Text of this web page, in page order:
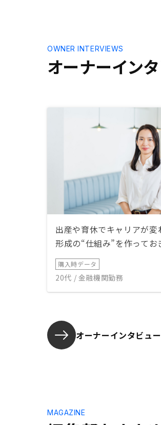
オーナーイン
OWNER INTERVIEWS
出産や育休でキャリアが
形成の“仕組み”を作ってお
購入時データ
20代 / 金融機関勤務
オーナーインタビュ
MAGAZINE